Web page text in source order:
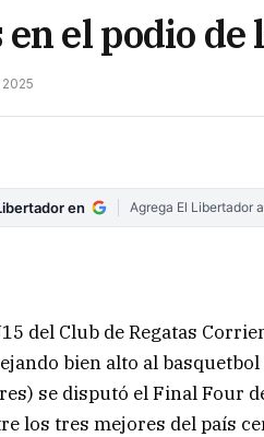
en el podio
en Agrega El Libertador
del Club de Regatas
bien alto al
se disputó el Final Four
los tres mejores del país